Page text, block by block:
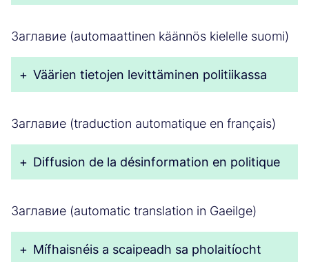
Заглавие (automaattinen käännös kielelle suomi)
+ Väärien tietojen levittäminen politiikassa
Заглавие (traduction automatique en français)
+ Diffusion de la désinformation en politique
Заглавие (automatic translation in Gaeilge)
+ Mífhaisnéis a scaipeadh sa pholaitíocht